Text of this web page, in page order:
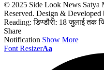
© 2025 Side Look News Satya
Reserved. Design & Developed
Reading: डिण्‍डौरी: 18 जुलाई तक
Share
Notification Show More
Font ResizerAa